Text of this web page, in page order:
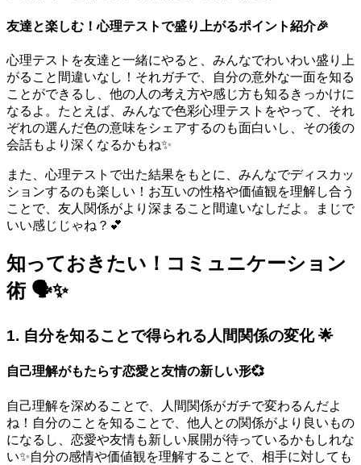
友達と楽しむ！心理テストで盛り上がるポイント紹介🎉
心理テストを友達と一緒にやると、みんなでわいわい盛り上
がること間違いなし！それガチで、自分の意外な一面を知る
ことができるし、他の人の考え方や感じ方も知るきっかけに
なるよ。たとえば、みんなで色彩心理テストをやって、それ
ぞれの選んだ色の意味をシェアするのも面白いし、その後の
会話もより深くなるかもね✨
また、心理テストで出た結果をもとに、みんなでディスカッ
ションするのも楽しい！お互いの性格や価値観を理解し合う
ことで、友人関係がより深まること間違いなしだよ。まじで
いい感じじゃね？💕
知っておきたい！コミュニケーション
術 🗣️✨
1. 自分を知ることで得られる人間関係の変化 🌟
自己理解がもたらす恋愛と友情の新しい形💞
自己理解を深めることで、人間関係がガチで変わるんだよ
ね！自分のことを知ることで、他人との関係がより良いもの
になるし、恋愛や友情も新しい展開が待っているかもしれな
い✨自分の感情や価値観を理解することで、相手に対しても